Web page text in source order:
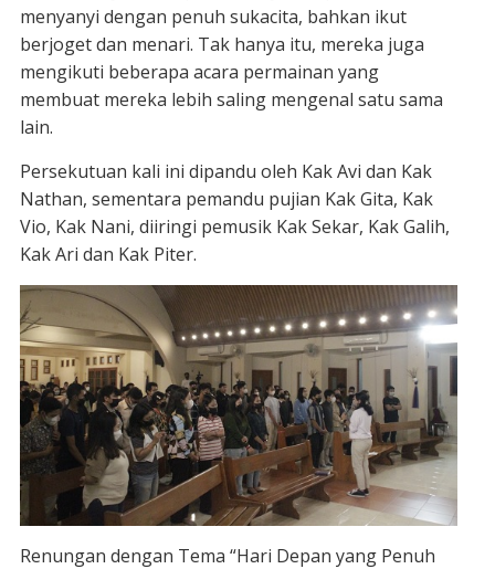
menyanyi dengan penuh sukacita, bahkan ikut
berjoget dan menari. Tak hanya itu, mereka juga
mengikuti beberapa acara permainan yang
membuat mereka lebih saling mengenal satu sama
lain.
Persekutuan kali ini dipandu oleh Kak Avi dan Kak
Nathan, sementara pemandu pujian Kak Gita, Kak
Vio, Kak Nani, diiringi pemusik Kak Sekar, Kak Galih,
Kak Ari dan Kak Piter.
Renungan dengan Tema “Hari Depan yang Penuh